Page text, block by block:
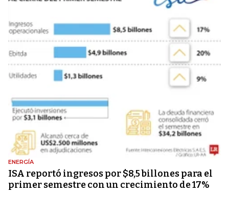
ENERGÍA
ISA reportó ingresos por $8,5 billones para el
primer semestre con un crecimiento de 17%